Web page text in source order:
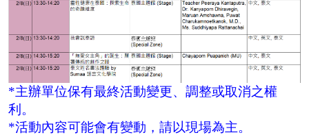
*主辦單位保有最終活動變更、調整或取消之權
利。
*活動內容可能會有變動，請以現場為主。